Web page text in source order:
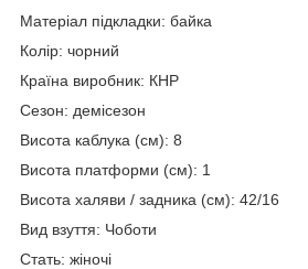
Матеріал підкладки: байка
Колір: чорний
Країна виробник: КНР
Сезон: демісезон
Висота каблука (см): 8
Висота платформи (см): 1
Висота халяви / задника (см): 42/16
Вид взуття: Чоботи
Стать: жіночі